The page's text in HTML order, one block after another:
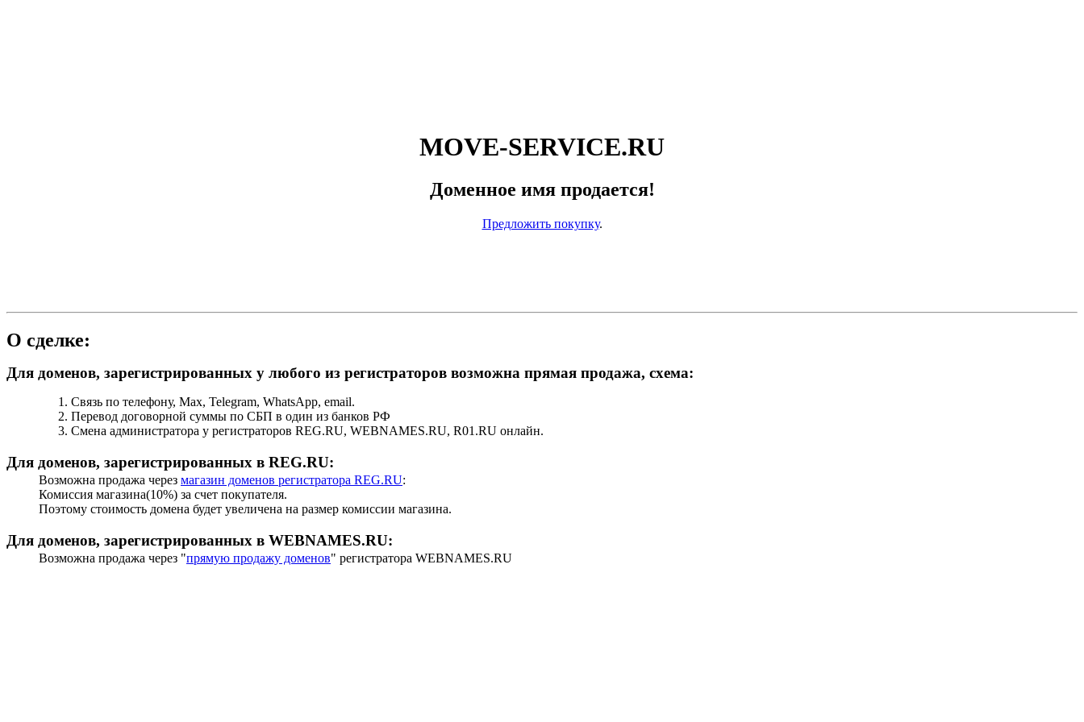
MOVE-SERVICE.RU
Доменное имя продается!
Предложить покупку.
О сделке:
Для доменов, зарегистрированных у любого из регистраторов возможна прямая продажа, схема:
Связь по телефону, Max, Telegram, WhatsApp, email.
Перевод договорной суммы по СБП в один из банков РФ
Смена администратора у регистраторов REG.RU, WEBNAMES.RU, R01.RU онлайн.
Для доменов, зарегистрированных в REG.RU:
Возможна продажа через магазин доменов регистратора REG.RU:
Комиссия магазина(10%) за счет покупателя.
Поэтому стоимость домена будет увеличена на размер комиссии магазина.
Для доменов, зарегистрированных в WEBNAMES.RU:
Возможна продажа через "прямую продажу доменов" регистратора WEBNAMES.RU